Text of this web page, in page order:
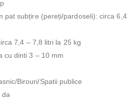
pat subțire (pereți/pardoseli): circa 6,4
7,4 – 7,8 litri la 25 kg
cu dinti 3 – 10 mm
Birouri/Spatii publice
da